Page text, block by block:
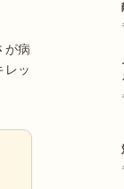
が病
レッ